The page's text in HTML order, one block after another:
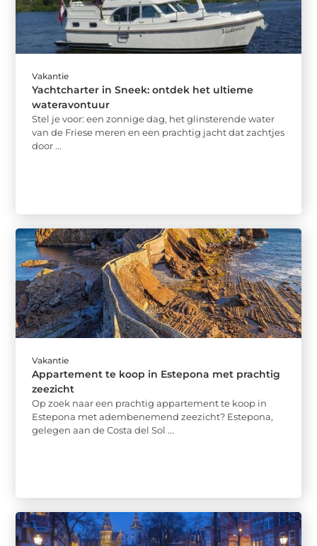
Vakantie
Yachtcharter in Sneek: ontdek het ultieme
wateravontuur
Stel je voor: een zonnige dag, het glinsterende water
van de Friese meren en een prachtig jacht dat zachtjes
door ...
Vakantie
Appartement te koop in Estepona met prachtig
zeezicht
Op zoek naar een prachtig appartement te koop in
Estepona met adembenemend zeezicht? Estepona,
gelegen aan de Costa del Sol ...